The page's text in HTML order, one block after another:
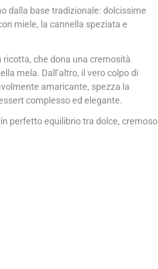
dalla base tradizionale: dolcissime
miele, la cannella speziata e
ricotta, che dona una cremosità
mela. Dall’altro, il vero colpo di
amaricante, spezza la
complesso ed elegante.
perfetto equilibrio tra dolce, cremoso